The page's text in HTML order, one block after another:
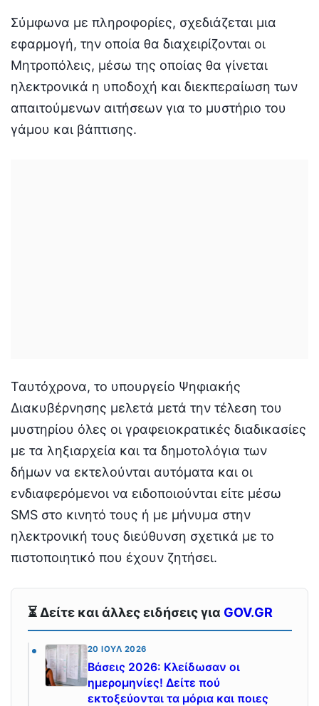
Σύμφωνα με πληροφορίες, σχεδιάζεται μια
εφαρμογή, την οποία θα διαχειρίζονται οι
Μητροπόλεις, μέσω της οποίας θα γίνεται
ηλεκτρονικά η υποδοχή και διεκπεραίωση των
απαιτούμενων αιτήσεων για το μυστήριο του
γάμου και βάπτισης.
Ταυτόχρονα, το υπουργείο Ψηφιακής
Διακυβέρνησης μελετά μετά την τέλεση του
μυστηρίου όλες οι γραφειοκρατικές διαδικασίες
με τα ληξιαρχεία και τα δημοτολόγια των
δήμων να εκτελούνται αυτόματα και οι
ενδιαφερόμενοι να ειδοποιούνται είτε μέσω
SMS στο κινητό τους ή με μήνυμα στην
ηλεκτρονική τους διεύθυνση σχετικά με το
πιστοποιητικό που έχουν ζητήσει.
⏳ Δείτε και άλλες ειδήσεις για GOV.GR
20 ΙΟΎΛ 2026
Βάσεις 2026: Κλείδωσαν οι
ημερομηνίες! Δείτε πού
εκτοξεύονται τα μόρια και ποιες